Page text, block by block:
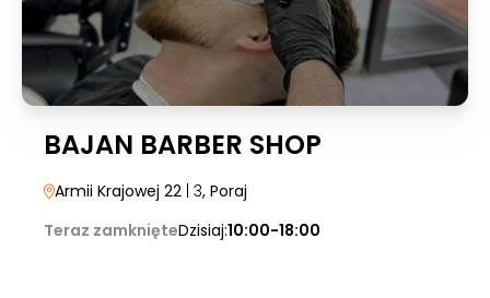
BAJAN BARBER SHOP
Armii Krajowej 22 | 3, Poraj
Teraz zamknięteDzisiaj:10:00-18:00